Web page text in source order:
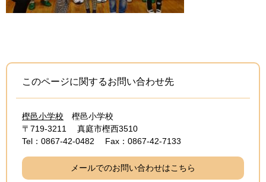
このページに関するお問い合わせ先
樫邑小学校
樫邑小学校
〒719-3211
真庭市樫西3510
Tel：0867-42-0482
Fax：0867-42-7133
メールでのお問い合わせはこちら